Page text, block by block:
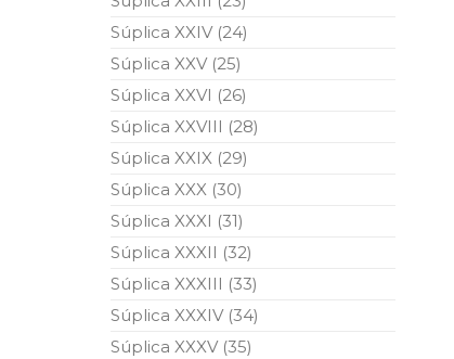
Súplica XXIV (24)
Súplica XXV (25)
Súplica XXVI (26)
Súplica XXVIII (28)
Súplica XXIX (29)
Súplica XXX (30)
Súplica XXXI (31)
Súplica XXXII (32)
Súplica XXXIII (33)
Súplica XXXIV (34)
Súplica XXXV (35)